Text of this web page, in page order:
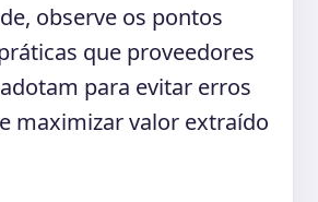
observe os pontos
que proveedores
para evitar erros
maximizar valor extraído